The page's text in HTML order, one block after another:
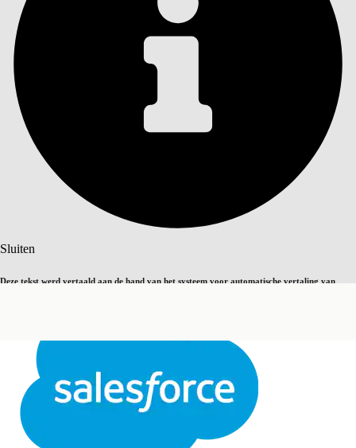
Sluiten
Deze tekst werd vertaald aan de hand van het systeem voor automatische vertaling van
Sluiten Sluiten
INHOUDSOPGAVE
Zoeken